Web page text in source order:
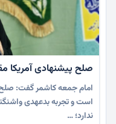
صلح پیشنهادی آمریکا
امام جمعه کاشمر گفت: صلح
است و تجربه بدعهدی
ندارد؛ …